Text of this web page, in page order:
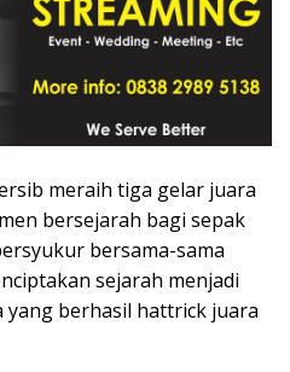
meraih tiga gelar juara
bersejarah bagi sepak
bersama-sama
sejarah menjadi
yang berhasil hattrick juara